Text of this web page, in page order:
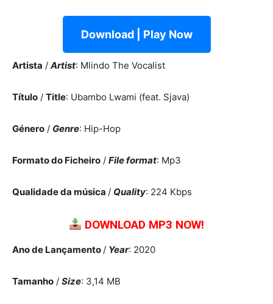
Download | Play Now
Artista / Artist: Mlindo The Vocalist
Título / Title: Ubambo Lwami (feat. Sjava)
Género / Genre: Hip-Hop
Formato do Ficheiro / File format: Mp3
Qualidade da música / Quality: 224 Kbps
DOWNLOAD MP3 NOW!
Ano de Lançamento / Year: 2020
Tamanho / Size: 3,14 MB